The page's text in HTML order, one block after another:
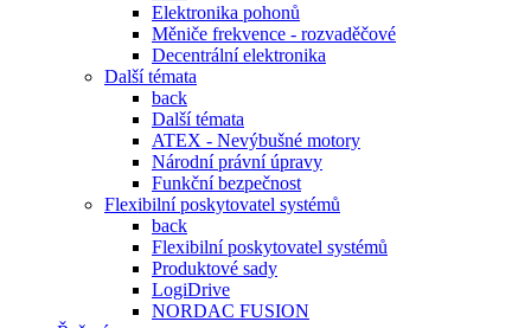
Elektronika pohonů
Měniče frekvence - rozvaděčové
Decentrální elektronika
Další témata
back
Další témata
ATEX - Nevýbušné motory
Národní právní úpravy
Funkční bezpečnost
Flexibilní poskytovatel systémů
back
Flexibilní poskytovatel systémů
Produktové sady
LogiDrive
NORDAC FUSION